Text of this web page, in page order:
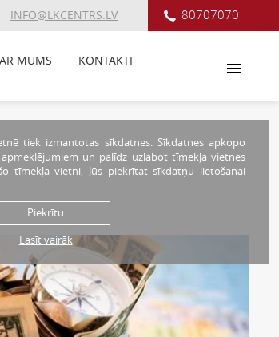
INFO@LKCENTRS.LV 80707070
MUMS
KONTAKTI
tiek izmantotas sīkdatnes. Sīkdatnes apkopo
un palīdz uzlabot tīmekļa vietnes
tīmekļa vietni, Jūs piekrītat sīkdatņu lietošanai
Piekrītu
Lasīt vairāk